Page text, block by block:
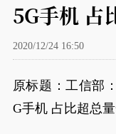
5G手机 占
2020/12/24 16:50
原标题：工信部
G手机 占比超总